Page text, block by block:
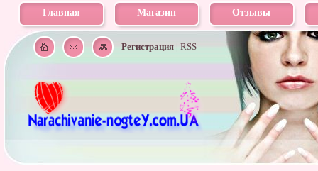
Главная Магазин Отзывы
Регистрация| RSS